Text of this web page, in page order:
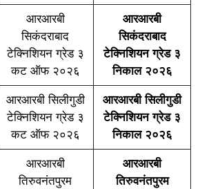
आरआरबी
सिकंदराबाद
टेक्निशियन ग्रेड ३
कट ऑफ २०२६
आरआरबी
सिकंदराबाद
टेक्निशियन ग्रेड ३
निकाल २०२६
आरआरबी सिलीगुडी
टेक्निशियन ग्रेड ३
कट ऑफ २०२६
आरआरबी सिलीगुडी
टेक्निशियन ग्रेड ३
निकाल २०२६
आरआरबी
तिरुवनंतपुरम
आरआरबी
तिरुवनंतपुरम